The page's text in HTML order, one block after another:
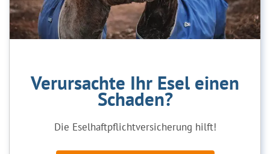
Verursachte Ihr Esel einen
Schaden?
Die Eselhaftpflichtversicherung hilft!